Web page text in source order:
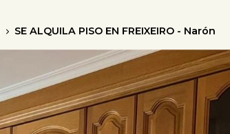
SE ALQUILA PISO EN FREIXEIRO - Narón